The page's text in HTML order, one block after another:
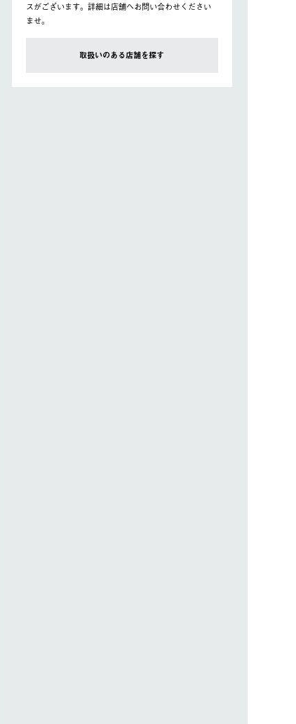
スがございます。詳細は店舗へお問い合わせください
ませ。
取扱いのある店舗を探す